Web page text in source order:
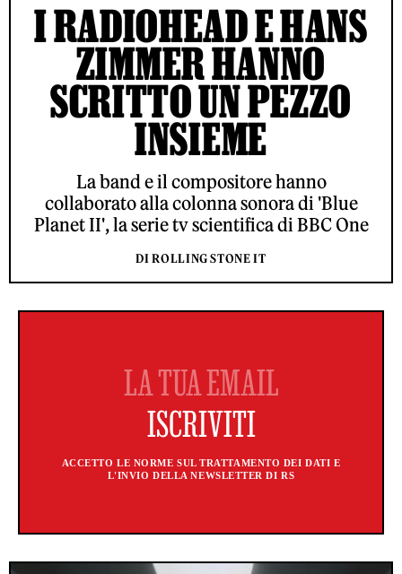
I RADIOHEAD E HANS
ZIMMER HANNO
SCRITTO UN PEZZO
INSIEME
La band e il compositore hanno
collaborato alla colonna sonora di 'Blue
Planet II', la serie tv scientifica di BBC One
DI ROLLING STONE IT
ACCETTO LE NORME SUL TRATTAMENTO DEI DATI E
L'INVIO DELLA NEWSLETTER DI RS